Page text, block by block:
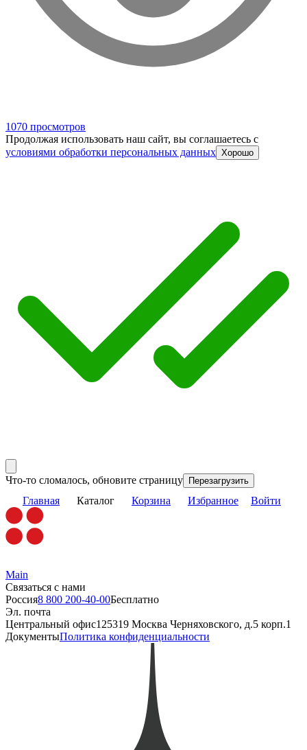
1070 просмотров
Продолжая использовать наш сайт, вы соглашаетесь c
условиями обработки персональных данных Хорошо
Что-то сломалось, обновите страницу Перезагрузить
Главная Каталог Корзина Избранное Войти
Main
Связаться с нами
Россия8 800 200-40-00Бесплатно
Эл. почта
Центральный офис125319 Москва Черняховского, д.5 корп.1
ДокументыПолитика конфиденциальности